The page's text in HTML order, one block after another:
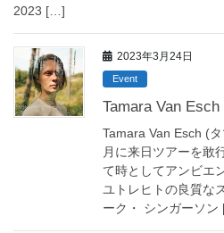
2023 […]
2023年3月24日
Event
Tamara Van
Tamara Van Esch (
月に来日ツアーを敢
て時としてアンビエ
ユトレヒトの良質な
ーク・ シンガーソ